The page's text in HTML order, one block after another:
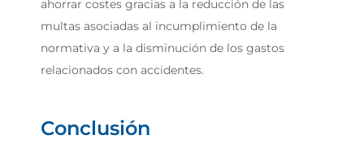
ahorrar costes gracias a la reducción de las
multas asociadas al incumplimiento de la
normativa y a la disminución de los gastos
relacionados con accidentes.
Conclusión